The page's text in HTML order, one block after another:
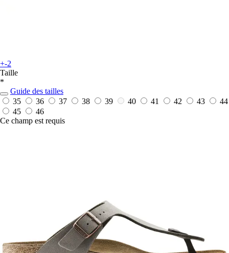
+-2
Taille
*
Guide des tailles
35
36 37 38 39 40 41 42 43
44
45
46
Ce champ est requis